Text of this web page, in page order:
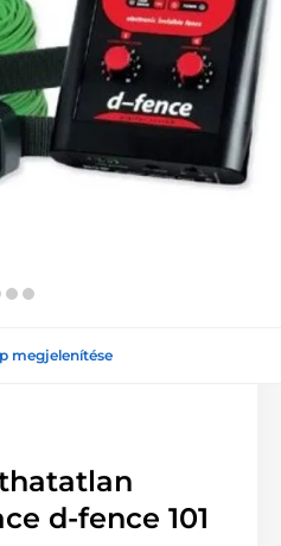
megjelenítése
d-fence 101